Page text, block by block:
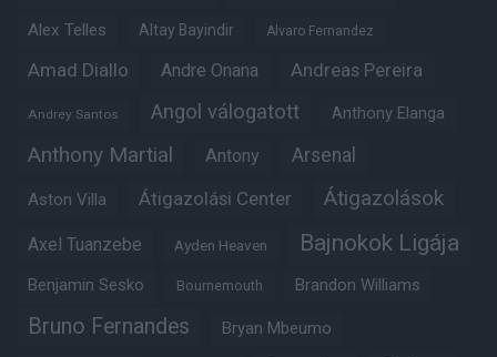
Alex Telles Altay Bayindir Alvaro Fernandez
Amad Diallo Andre Onana Andreas Pereira
Andrey Santos Angol válogatott Anthony Elanga
Anthony Martial Antony Arsenal
Aston Villa Átigazolási Center Átigazolások
Axel Tuanzebe Ayden Heaven Bajnokok Ligája
Benjamin Sesko Bournemouth Brandon Williams
Bruno Fernandes Bryan Mbeumo